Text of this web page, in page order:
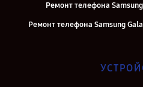
Ремонт телефона
Ремонт телефона Samsung